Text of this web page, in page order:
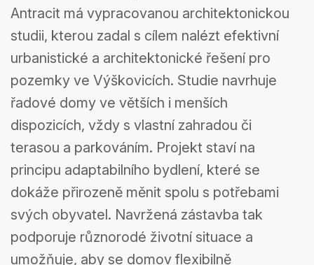
Antracit má vypracovanou architektonickou
studii, kterou zadal s cílem nalézt efektivní
urbanistické a architektonické řešení pro
pozemky ve Výškovicích. Studie navrhuje
řadové domy ve větších i menších
dispozicích, vždy s vlastní zahradou či
terasou a parkováním. Projekt staví na
principu adaptabilního bydlení, které se
dokáže přirozeně měnit spolu s potřebami
svých obyvatel. Navržená zástavba tak
podporuje různorodé životní situace a
umožňuje, aby se domov flexibilně